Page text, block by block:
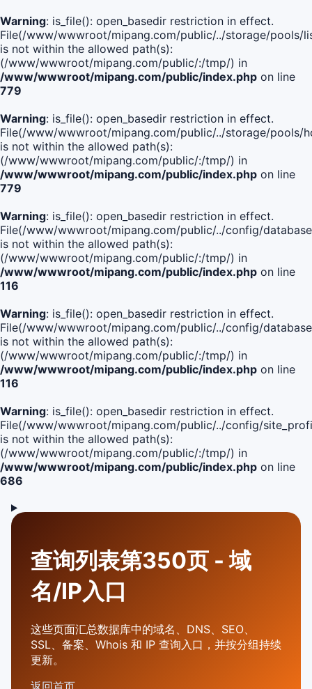
Warning: is_file(): open_basedir restriction in effect.
File(/www/wwwroot/mipang.com/public/../storage/pools/
is not within the allowed path(s):
(/www/wwwroot/mipang.com/public/:/tmp/) in
/www/wwwroot/mipang.com/public/index.php on line
779
Warning: is_file(): open_basedir restriction in effect.
File(/www/wwwroot/mipang.com/public/../storage/pools/
is not within the allowed path(s):
(/www/wwwroot/mipang.com/public/:/tmp/) in
/www/wwwroot/mipang.com/public/index.php on line
779
Warning: is_file(): open_basedir restriction in effect.
File(/www/wwwroot/mipang.com/public/../config/
is not within the allowed path(s):
(/www/wwwroot/mipang.com/public/:/tmp/) in
/www/wwwroot/mipang.com/public/index.php on line
116
Warning: is_file(): open_basedir restriction in effect.
File(/www/wwwroot/mipang.com/public/../config/
is not within the allowed path(s):
(/www/wwwroot/mipang.com/public/:/tmp/) in
/www/wwwroot/mipang.com/public/index.php on line
116
Warning: is_file(): open_basedir restriction in effect.
File(/www/wwwroot/mipang.com/public/../config/
is not within the allowed path(s):
(/www/wwwroot/mipang.com/public/:/tmp/) in
/www/wwwroot/mipang.com/public/index.php on line
686
查询列表第350页 - 域
名/IP入口
这些页面汇总数据库中的域名、DNS、SEO、
SSL、备案、Whois 和 IP 查询入口，并按分组持续
更新。